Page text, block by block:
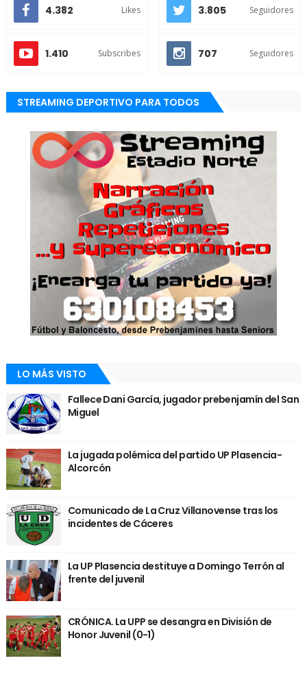
4.382 Likes 3.805 Seguidores
1.410 Subscribes 707 Seguidores
STREAMING DEPORTIVO PARA TODOS
LO MÁS VISTO
Fallece Dani García, jugador prebenjamín del San
Miguel
La jugada polémica del partido UP Plasencia-
Alcorcón
Comunicado de La Cruz Villanovense tras los
incidentes de Cáceres
La UP Plasencia destituye a Domingo Terrón al
frente del juvenil
CRÓNICA. La UPP se desangra en División de
Honor Juvenil (0-1)